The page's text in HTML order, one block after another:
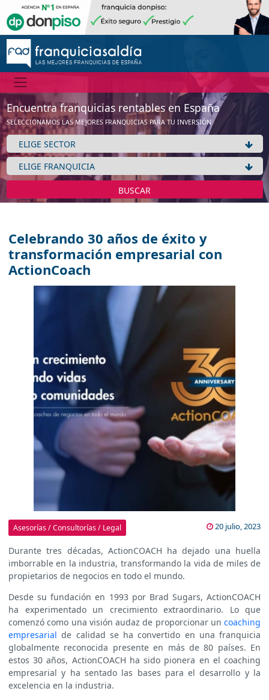
Encuentra franquicias rentables en España
SELECCIONAMOS LAS MEJORES FRANQUICIAS PARA TU INVERSIÓN
BUSCAR
Celebrando 30 años de éxito y
transformación empresarial con
ActionCoach
Asesorías / Consultorías / Legal 20 julio, 2023
Durante tres décadas, ActionCOACH ha dejado una huella
imborrable en la industria, transformando la vida de miles de
propietarios de negocios en todo el mundo.
Desde su fundación en 1993 por Brad Sugars, ActionCOACH
ha experimentado un crecimiento extraordinario. Lo que
comenzó como una visión audaz de proporcionar un coaching
empresarial de calidad se ha convertido en una franquicia
globalmente reconocida presente en más de 80 países. En
estos 30 años, ActionCOACH ha sido pionera en el coaching
empresarial y ha sentado las bases para el desarrollo y la
excelencia en la industria.